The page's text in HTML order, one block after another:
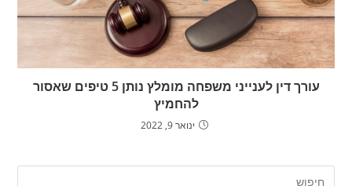
עורך דין לענייני משפחה מומלץ נותן 5 טיפים שאסור
להחמיץ
ינואר 9, 2022